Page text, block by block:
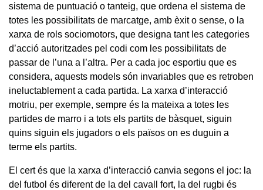
sistema de puntuació o tanteig, que ordena el sistema de
totes les possibilitats de marcatge, amb èxit o sense, o la
xarxa de rols sociomotors, que designa tant les categories
d’acció autoritzades pel codi com les possibilitats de
passar de l’una a l’altra. Per a cada joc esportiu que es
considera, aquests models són invariables que es retroben
ineluctablement a cada partida. La xarxa d’interacció
motriu, per exemple, sempre és la mateixa a totes les
partides de marro i a tots els partits de bàsquet, siguin
quins siguin els jugadors o els països on es duguin a
terme els partits.
El cert és que la xarxa d’interacció canvia segons el joc: la
del futbol és diferent de la del cavall fort, la del rugbi és